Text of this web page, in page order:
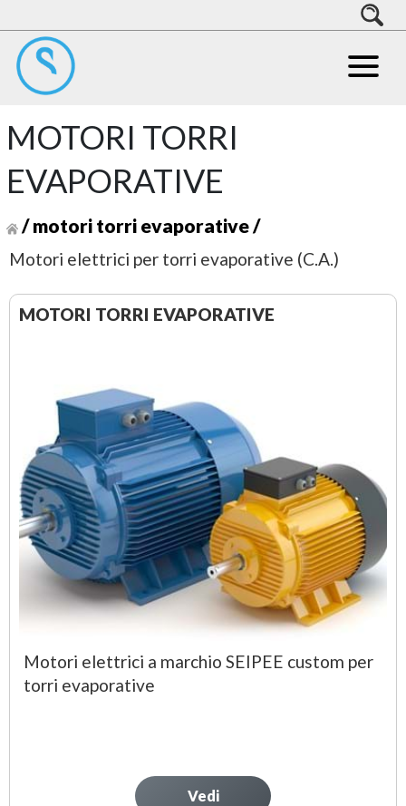
MOTORI TORRI
EVAPORATIVE
/motori torri evaporative/
Motori elettrici per torri evaporative (C.A.)
MOTORI TORRI EVAPORATIVE
Motori elettrici a marchio SEIPEE custom per
torri evaporative
Vedi